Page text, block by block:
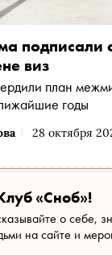
28 октября
подписали
виз
план
годы
«Сноб»!
о себе,
на сайте и